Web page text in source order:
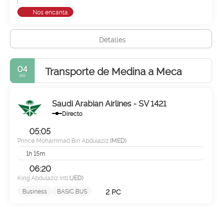
Nos encanta
Detalles
04
dic Transporte de Medina a Meca
Saudi Arabian Airlines - SV 1421
Directo
05:05
Prince Mohammad Bin Abdulaziz(MED)
1h 15m
06:20
King Abdulaziz Intl (JED)
Business
BASIC BUS 2 PC